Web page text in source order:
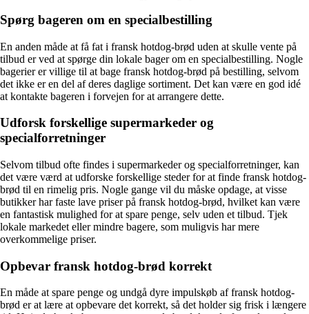
Spørg bageren om en specialbestilling
En anden måde at få fat i fransk hotdog-brød uden at skulle vente på
tilbud er ved at spørge din lokale bager om en specialbestilling. Nogle
bagerier er villige til at bage fransk hotdog-brød på bestilling, selvom
det ikke er en del af deres daglige sortiment. Det kan være en god idé
at kontakte bageren i forvejen for at arrangere dette.
Udforsk forskellige supermarkeder og
specialforretninger
Selvom tilbud ofte findes i supermarkeder og specialforretninger, kan
det være værd at udforske forskellige steder for at finde fransk hotdog-
brød til en rimelig pris. Nogle gange vil du måske opdage, at visse
butikker har faste lave priser på fransk hotdog-brød, hvilket kan være
en fantastisk mulighed for at spare penge, selv uden et tilbud. Tjek
lokale markedet eller mindre bagere, som muligvis har mere
overkommelige priser.
Opbevar fransk hotdog-brød korrekt
En måde at spare penge og undgå dyre impulskøb af fransk hotdog-
brød er at lære at opbevare det korrekt, så det holder sig frisk i længere